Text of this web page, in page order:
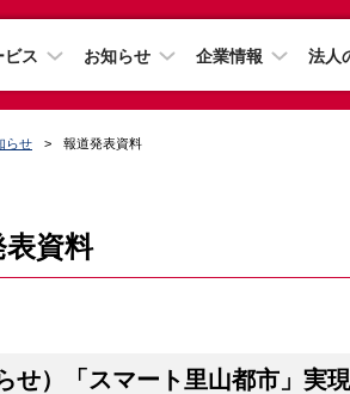
ビス お知らせ 企業情報 法人
らせ 報道発表資料
資料
せ）「スマート里山都市」実